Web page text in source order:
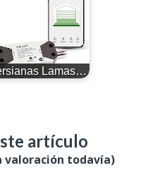
Lamas…
artículo
todavía)